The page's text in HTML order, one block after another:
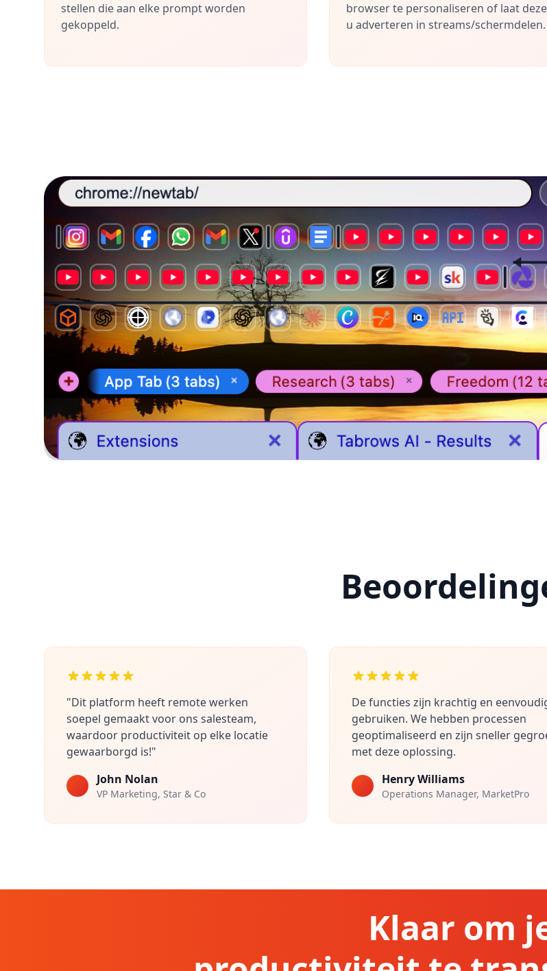
stellen die aan elke prompt worden
gekoppeld.
browser te personaliseren of laat
u adverteren in streams/schermdelen.
"Dit platform heeft remote werken
soepel gemaakt voor ons salesteam,
waardoor productiviteit op elke locatie
gewaarborgd is!"
John Nolan
VP Marketing, Star & Co
De functies zijn krachtig en
gebruiken. We hebben processen
geoptimaliseerd en zijn sneller
met deze oplossing.
Henry Williams
Operations Manager, MarketPro
Klaar om